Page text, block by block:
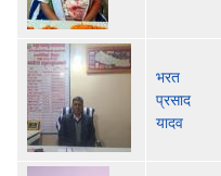
भरत
प्रसाद
यादव